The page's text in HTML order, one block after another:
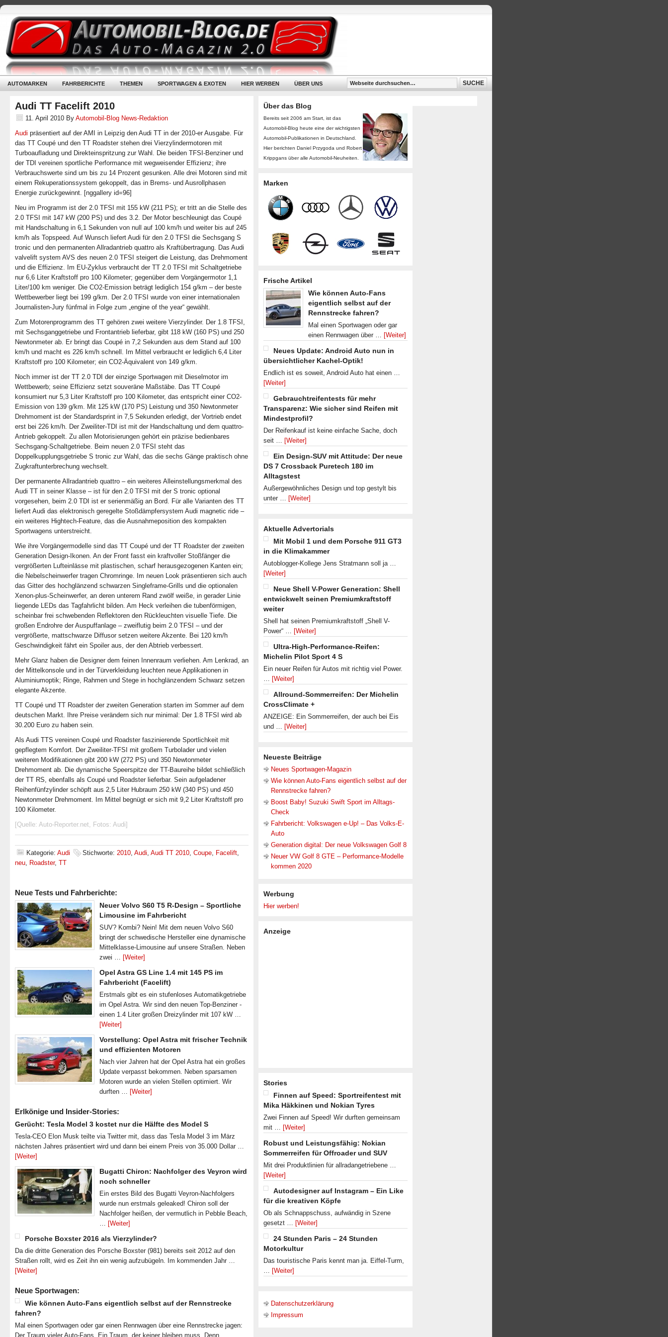
AUTOMARKEN FAHRBERICHTE THEMEN SPORTWAGEN & EXOTEN HIER WERBEN ÜBER UNS
Audi TT Facelift 2010
11. April 2010 By Automobil-Blog News-Redaktion
Audi präsentiert auf der AMI in Leipzig den Audi TT in der 2010-er Ausgabe. Für
das TT Coupé und den TT Roadster stehen drei Vierzylindermotoren mit
Turboaufladung und Direkteinspritzung zur Wahl. Die beiden TFSI-Benziner und
der TDI vereinen sportliche Performance mit wegweisender Effizienz; ihre
Verbrauchswerte sind um bis zu 14 Prozent gesunken. Alle drei Motoren sind mit
einem Rekuperationssystem gekoppelt, das in Brems- und Ausrollphasen
Energie zurückgewinnt. [nggallery id=96]
Neu im Programm ist der 2.0 TFSI mit 155 kW (211 PS); er tritt an die Stelle des
2.0 TFSI mit 147 kW (200 PS) und des 3.2. Der Motor beschleunigt das Coupé
mit Handschaltung in 6,1 Sekunden von null auf 100 km/h und weiter bis auf 245
km/h als Topspeed. Auf Wunsch liefert Audi für den 2.0 TFSI die Sechsgang S
tronic und den permanenten Allradantrieb quattro als Kraftübertragung. Das Audi
valvelift system AVS des neuen 2.0 TFSI steigert die Leistung, das Drehmoment
und die Effizienz. Im EU-Zyklus verbraucht der TT 2.0 TFSI mit Schaltgetriebe
nur 6,6 Liter Kraftstoff pro 100 Kilometer; gegenüber dem Vorgängermotor 1,1
Liter/100 km weniger. Die CO2-Emission beträgt lediglich 154 g/km – der beste
Wettbewerber liegt bei 199 g/km. Der 2.0 TFSI wurde von einer internationalen
Journalisten-Jury fünfmal in Folge zum „engine of the year“ gewählt.
Zum Motorenprogramm des TT gehören zwei weitere Vierzylinder. Der 1.8 TFSI,
mit Sechsganggetriebe und Frontantrieb lieferbar, gibt 118 kW (160 PS) und 250
Newtonmeter ab. Er bringt das Coupé in 7,2 Sekunden aus dem Stand auf 100
km/h und macht es 226 km/h schnell. Im Mittel verbraucht er lediglich 6,4 Liter
Kraftstoff pro 100 Kilometer; ein CO2-Äquivalent von 149 g/km.
Noch immer ist der TT 2.0 TDI der einzige Sportwagen mit Dieselmotor im
Wettbewerb; seine Effizienz setzt souveräne Maßstäbe. Das TT Coupé
konsumiert nur 5,3 Liter Kraftstoff pro 100 Kilometer, das entspricht einer CO2-
Emission von 139 g/km. Mit 125 kW (170 PS) Leistung und 350 Newtonmeter
Drehmoment ist der Standardsprint in 7,5 Sekunden erledigt, der Vortrieb endet
erst bei 226 km/h. Der Zweiliter-TDI ist mit der Handschaltung und dem quattro-
Antrieb gekoppelt. Zu allen Motorisierungen gehört ein präzise bedienbares
Sechsgang-Schaltgetriebe. Beim neuen 2.0 TFSI steht das
Doppelkupplungsgetriebe S tronic zur Wahl, das die sechs Gänge praktisch ohne
Zugkraftunterbrechung wechselt.
Der permanente Allradantrieb quattro – ein weiteres Alleinstellungsmerkmal des
Audi TT in seiner Klasse – ist für den 2.0 TFSI mit der S tronic optional
vorgesehen, beim 2.0 TDI ist er serienmäßig an Bord. Für alle Varianten des TT
liefert Audi das elektronisch geregelte Stoßdämpfersystem Audi magnetic ride –
ein weiteres Hightech-Feature, das die Ausnahmeposition des kompakten
Sportwagens unterstreicht.
Wie ihre Vorgängermodelle sind das TT Coupé und der TT Roadster der zweiten
Generation Design-Ikonen. An der Front fasst ein kraftvoller Stoßfänger die
vergrößerten Lufteinlässe mit plastischen, scharf herausgezogenen Kanten ein;
die Nebelscheinwerfer tragen Chromringe. Im neuen Look präsentieren sich auch
das Gitter des hochglänzend schwarzen Singleframe-Grills und die optionalen
Xenon-plus-Scheinwerfer, an deren unterem Rand zwölf weiße, in gerader Linie
liegende LEDs das Tagfahrlicht bilden. Am Heck verleihen die tubenförmigen,
scheinbar frei schwebenden Reflektoren den Rückleuchten visuelle Tiefe. Die
großen Endrohre der Auspuffanlage – zweiflutig beim 2.0 TFSI – und der
vergrößerte, mattschwarze Diffusor setzen weitere Akzente. Bei 120 km/h
Geschwindigkeit fährt ein Spoiler aus, der den Abtrieb verbessert.
Mehr Glanz haben die Designer dem feinen Innenraum verliehen. Am Lenkrad, an
der Mittelkonsole und in der Türverkleidung leuchten neue Applikationen in
Aluminiumoptik; Ringe, Rahmen und Stege in hochglänzendem Schwarz setzen
elegante Akzente.
TT Coupé und TT Roadster der zweiten Generation starten im Sommer auf dem
deutschen Markt. Ihre Preise verändern sich nur minimal: Der 1.8 TFSI wird ab
30.200 Euro zu haben sein.
Als Audi TTS vereinen Coupé und Roadster faszinierende Sportlichkeit mit
gepflegtem Komfort. Der Zweiliter-TFSI mit großem Turbolader und vielen
weiteren Modifikationen gibt 200 kW (272 PS) und 350 Newtonmeter
Drehmoment ab. Die dynamische Speerspitze der TT-Baureihe bildet schließlich
der TT RS, ebenfalls als Coupé und Roadster lieferbar. Sein aufgeladener
Reihenfünfzylinder schöpft aus 2,5 Liter Hubraum 250 kW (340 PS) und 450
Newtonmeter Drehmoment. Im Mittel begnügt er sich mit 9,2 Liter Kraftstoff pro
100 Kilometer.
[Quelle: Auto-Reporter.net, Fotos: Audi]
Kategorie: Audi Stichworte: 2010, Audi, Audi TT 2010, Coupe, Facelift,
neu, Roadster, TT
Neue Tests und Fahrberichte:
Neuer Volvo S60 T5 R-Design – Sportliche
Limousine im Fahrbericht
SUV? Kombi? Nein! Mit dem neuen Volvo S60
bringt der schwedische Hersteller eine dynamische
Mittelklasse-Limousine auf unsere Straßen. Neben
zwei … [Weiter]
Opel Astra GS Line 1.4 mit 145 PS im
Fahrbericht (Facelift)
Erstmals gibt es ein stufenloses Automatikgetriebe
im Opel Astra. Wir sind den neuen Top-Benziner -
einen 1.4 Liter großen Dreizylinder mit 107 kW …
[Weiter]
Vorstellung: Opel Astra mit frischer Technik
und effizienten Motoren
Nach vier Jahren hat der Opel Astra hat ein großes
Update verpasst bekommen. Neben sparsamen
Motoren wurde an vielen Stellen optimiert. Wir
durften … [Weiter]
Erlkönige und Insider-Stories:
Gerücht: Tesla Model 3 kostet nur die Hälfte des Model S
Tesla-CEO Elon Musk teilte via Twitter mit, dass das Tesla Model 3 im März
nächsten Jahres präsentiert wird und dann bei einem Preis von 35.000 Dollar …
[Weiter]
Bugatti Chiron: Nachfolger des Veyron wird
noch schneller
Ein erstes Bild des Bugatti Veyron-Nachfolgers
wurde nun erstmals geleaked! Chiron soll der
Nachfolger heißen, der vermutlich in Pebble Beach,
… [Weiter]
Porsche Boxster 2016 als Vierzylinder?
Da die dritte Generation des Porsche Boxster (981) bereits seit 2012 auf den
Straßen rollt, wird es Zeit ihn ein wenig aufzubügeln. Im kommenden Jahr …
[Weiter]
Neue Sportwagen:
Wie können Auto-Fans eigentlich selbst auf der Rennstrecke
fahren?
Mal einen Sportwagen oder gar einen Rennwagen über eine Rennstrecke jagen:
Der Traum vieler Auto-Fans. Ein Traum, der keiner bleiben muss. Denn …
Über das Blog
Bereits seit 2006 am Start, ist das
Automobil-Blog heute eine der wichtigsten
Automobil-Publikationen in Deutschland.
Hier berichten Daniel Przygoda und Robert
Krippgans über alle Automobil-Neuheiten.
Marken
Frische Artikel
Wie können Auto-Fans
eigentlich selbst auf der
Rennstrecke fahren?
Mal einen Sportwagen oder gar
einen Rennwagen über … [Weiter]
Neues Update: Android Auto nun in
übersichtlicher Kachel-Optik!
Endlich ist es soweit, Android Auto hat einen …
[Weiter]
Gebrauchtreifentests für mehr
Transparenz: Wie sicher sind Reifen mit
Mindestprofil?
Der Reifenkauf ist keine einfache Sache, doch
seit … [Weiter]
Ein Design-SUV mit Attitude: Der neue
DS 7 Crossback Puretech 180 im
Alltagstest
Außergewöhnliches Design und top gestylt bis
unter … [Weiter]
Aktuelle Advertorials
Mit Mobil 1 und dem Porsche 911 GT3
in die Klimakammer
Autoblogger-Kollege Jens Stratmann soll ja …
[Weiter]
Neue Shell V-Power Generation: Shell
entwickwelt seinen Premiumkraftstoff
weiter
Shell hat seinen Premiumkraftstoff „Shell V-
Power“ … [Weiter]
Ultra-High-Performance-Reifen:
Michelin Pilot Sport 4 S
Ein neuer Reifen für Autos mit richtig viel Power.
… [Weiter]
Allround-Sommerreifen: Der Michelin
CrossClimate +
ANZEIGE: Ein Sommerreifen, der auch bei Eis
und … [Weiter]
Neueste Beiträge
Neues Sportwagen-Magazin
Wie können Auto-Fans eigentlich selbst auf der
Rennstrecke fahren?
Boost Baby! Suzuki Swift Sport im Alltags-
Check
Fahrbericht: Volkswagen e-Up! – Das Volks-E-
Auto
Generation digital: Der neue Volkswagen Golf 8
Neuer VW Golf 8 GTE – Performance-Modelle
kommen 2020
Werbung
Hier werben!
Anzeige
Stories
Finnen auf Speed: Sportreifentest mit
Mika Häkkinen und Nokian Tyres
Zwei Finnen auf Speed! Wir durften gemeinsam
mit … [Weiter]
Robust und Leistungsfähig: Nokian
Sommerreifen für Offroader und SUV
Mit drei Produktlinien für allradangetriebene …
[Weiter]
Autodesigner auf Instagram – Ein Like
für die kreativen Köpfe
Ob als Schnappschuss, aufwändig in Szene
gesetzt … [Weiter]
24 Stunden Paris – 24 Stunden
Motorkultur
Das touristische Paris kennt man ja. Eiffel-Turm,
… [Weiter]
Datenschutzerklärung
Impressum